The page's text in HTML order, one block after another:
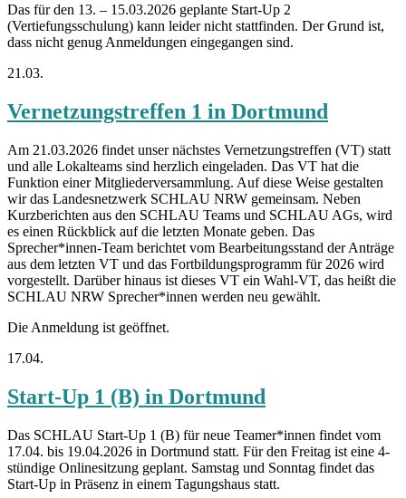
Das für den 13. – 15.03.2026 geplante Start-Up 2
(Vertiefungsschulung) kann leider nicht stattfinden. Der Grund ist,
dass nicht genug Anmeldungen eingegangen sind.
21.03.
Vernetzungstreffen 1 in Dortmund
Am 21.03.2026 findet unser nächstes Vernetzungstreffen (VT) statt
und alle Lokalteams sind herzlich eingeladen. Das VT hat die
Funktion einer Mitgliederversammlung. Auf diese Weise gestalten
wir das Landesnetzwerk SCHLAU NRW gemeinsam. Neben
Kurzberichten aus den SCHLAU Teams und SCHLAU AGs, wird
es einen Rückblick auf die letzten Monate geben. Das
Sprecher*innen-Team berichtet vom Bearbeitungsstand der Anträge
aus dem letzten VT und das Fortbildungsprogramm für 2026 wird
vorgestellt. Darüber hinaus ist dieses VT ein Wahl-VT, das heißt die
SCHLAU NRW Sprecher*innen werden neu gewählt.
Die Anmeldung ist geöffnet.
17.04.
Start-Up 1 (B) in Dortmund
Das SCHLAU Start-Up 1 (B) für neue Teamer*innen findet vom
17.04. bis 19.04.2026 in Dortmund statt. Für den Freitag ist eine 4-
stündige Onlinesitzung geplant. Samstag und Sonntag findet das
Start-Up in Präsenz in einem Tagungshaus statt.